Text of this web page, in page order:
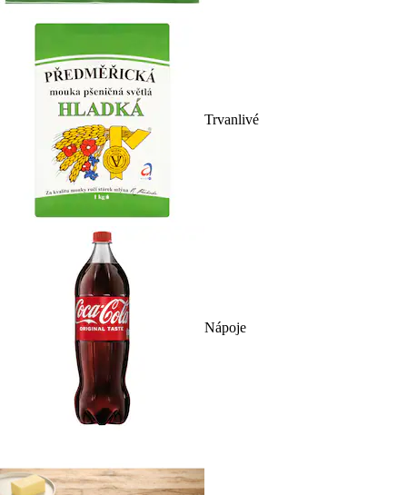
Trvanlivé
Nápoje